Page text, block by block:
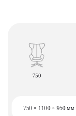
750 × 1100 × 950 мм
750